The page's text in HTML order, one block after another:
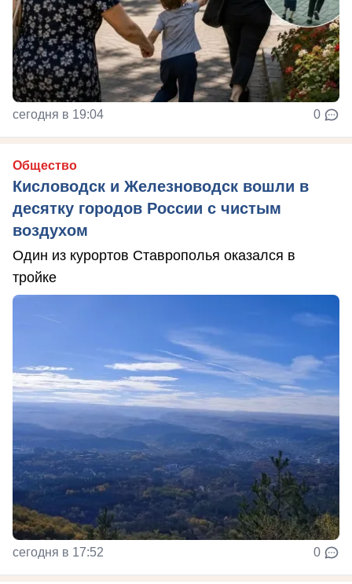
сегодня в 19:04 0
Общество
Кисловодск и Железноводск вошли в
десятку городов России с чистым
воздухом
Один из курортов Ставрополья оказался в
тройке
сегодня в 17:52 0